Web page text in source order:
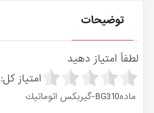
توضیحات
لطفاً امتیاز دهید
امتیاز کل:
مادهBG310-گيربكس اتوماتيك